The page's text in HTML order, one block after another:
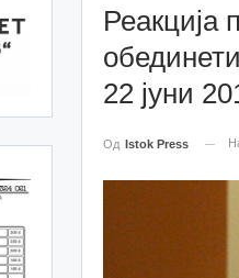
Реакција
22 јуни
Од Istok Press